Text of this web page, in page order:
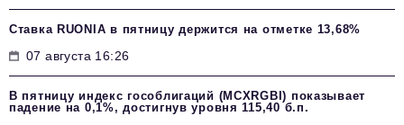
Ставка RUONIA в пятницу держится на отметке 13,68%
07 августа 16:26
В пятницу индекс гособлигаций (MCXRGBI) показывает
падение на 0,1%, достигнув уровня 115,40 б.п.